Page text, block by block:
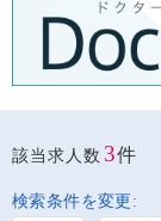
該当求人数 3件
検索条件を変更: